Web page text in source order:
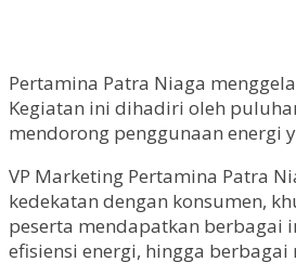
Pertamina Patra Niaga
Kegiatan ini dihadiri oleh
mendorong penggunaan energi
VP Marketing Pertamina Patra
kedekatan dengan konsumen,
peserta mendapatkan berbagai
efisiensi energi, hingga